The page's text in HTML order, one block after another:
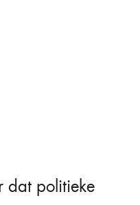
dat politieke